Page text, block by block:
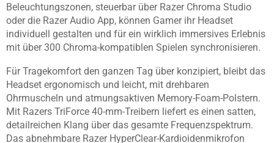
Beleuchtungszonen, steuerbar über Razer Chroma Studio
oder die Razer Audio App, können Gamer ihr Headset
individuell gestalten und für ein wirklich immersives Erlebnis
mit über 300 Chroma-kompatiblen Spielen synchronisieren.
Für Tragekomfort den ganzen Tag über konzipiert, bleibt das
Headset ergonomisch und leicht, mit drehbaren
Ohrmuscheln und atmungsaktiven Memory-Foam-Polstern.
Mit Razers TriForce 40-mm-Treibern liefert es einen satten,
detailreichen Klang über das gesamte Frequenzspektrum.
Das abnehmbare Razer HyperClear-Kardioidenmikrofon